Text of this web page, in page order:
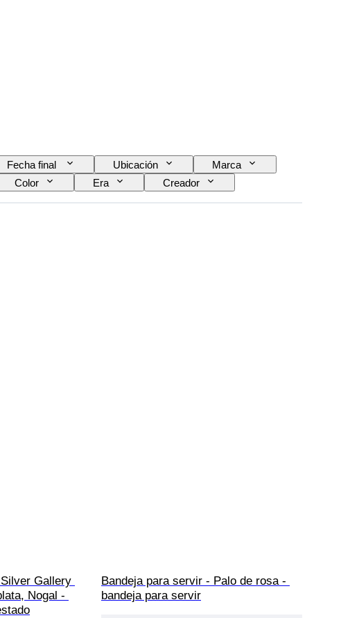
Fecha final Ubicación
Marca
Color Era Creador
Gallery
Nogal -
Bandeja para servir - Palo de rosa -
bandeja para servir